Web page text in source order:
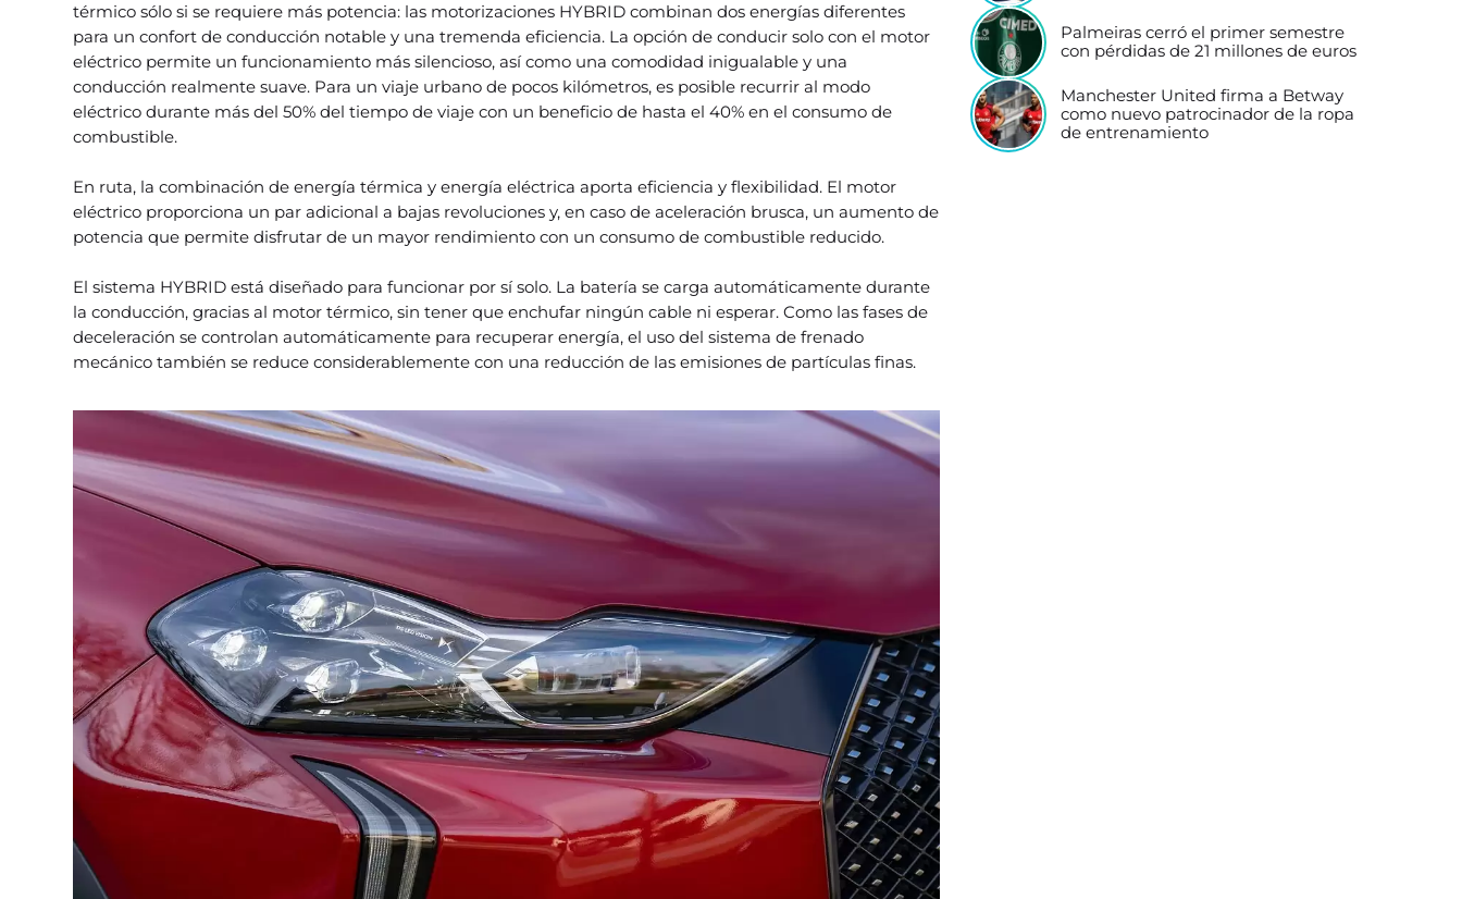
térmico sólo si se requiere más potencia: las motorizaciones HYBRID combinan dos energías diferentes
para un confort de conducción notable y una tremenda eficiencia. La opción de conducir solo con el motor
eléctrico permite un funcionamiento más silencioso, así como una comodidad inigualable y una
conducción realmente suave. Para un viaje urbano de pocos kilómetros, es posible recurrir al modo
eléctrico durante más del 50% del tiempo de viaje con un beneficio de hasta el 40% en el consumo de
combustible.
En ruta, la combinación de energía térmica y energía eléctrica aporta eficiencia y flexibilidad. El motor
eléctrico proporciona un par adicional a bajas revoluciones y, en caso de aceleración brusca, un aumento de
potencia que permite disfrutar de un mayor rendimiento con un consumo de combustible reducido.
El sistema HYBRID está diseñado para funcionar por sí solo. La batería se carga automáticamente durante
la conducción, gracias al motor térmico, sin tener que enchufar ningún cable ni esperar. Como las fases de
deceleración se controlan automáticamente para recuperar energía, el uso del sistema de frenado
mecánico también se reduce considerablemente con una reducción de las emisiones de partículas finas.
Palmeiras cerró el primer semestre
con pérdidas de 21 millones de euros
Manchester United firma a Betway
como nuevo patrocinador de la ropa
de entrenamiento